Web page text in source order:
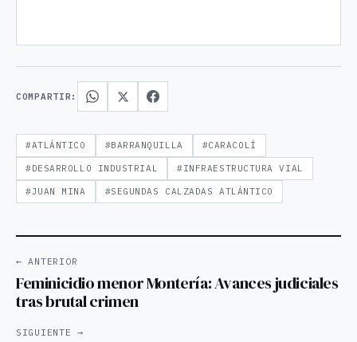
COMPARTIR:
#ATLÁNTICO #BARRANQUILLA #CARACOLÍ
#DESARROLLO INDUSTRIAL #INFRAESTRUCTURA VIAL
#JUAN MINA #SEGUNDAS CALZADAS ATLÁNTICO
← ANTERIOR
Feminicidio menor Montería: Avances judiciales
tras brutal crimen
SIGUIENTE →